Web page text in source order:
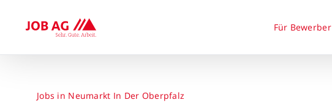
Für Bewerber
Jobs in Neumarkt In Der Oberpfalz